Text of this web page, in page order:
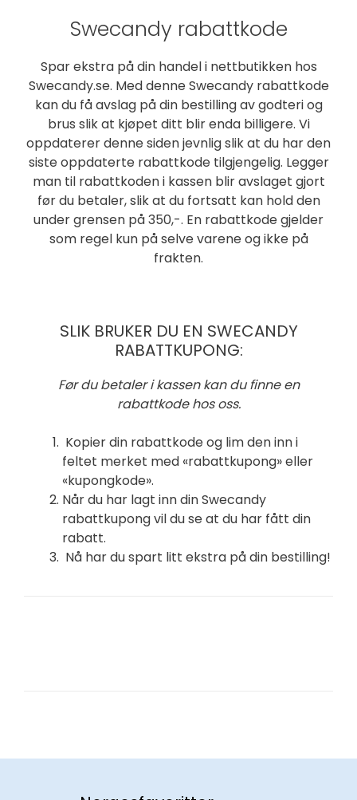
Swecandy rabattkode
Spar ekstra på din handel i nettbutikken hos
Swecandy.se. Med denne Swecandy rabattkode
kan du få avslag på din bestilling av godteri og
brus slik at kjøpet ditt blir enda billigere. Vi
oppdaterer denne siden jevnlig slik at du har den
siste oppdaterte rabattkode tilgjengelig. Legger
man til rabattkoden i kassen blir avslaget gjort
før du betaler, slik at du fortsatt kan hold den
under grensen på 350,-. En rabattkode gjelder
som regel kun på selve varene og ikke på
frakten.
SLIK BRUKER DU EN SWECANDY
RABATTKUPONG:
Før du betaler i kassen kan du finne en
rabattkode hos oss.
Kopier din rabattkode og lim den inn i
feltet merket med «rabattkupong» eller
«kupongkode».
Når du har lagt inn din Swecandy
rabattkupong vil du se at du har fått din
rabatt.
Nå har du spart litt ekstra på din bestilling!